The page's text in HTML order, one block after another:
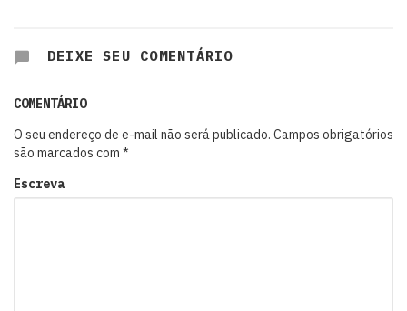
DEIXE SEU COMENTÁRIO
COMENTÁRIO
O seu endereço de e-mail não será publicado. Campos obrigatórios
são marcados com *
Escreva